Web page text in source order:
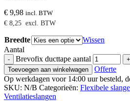
€ 9,98 incl. BTW
€ 8,25 excl. BTW
Breedte
Wissen
Aantal
- Brevofix ducttape aantal
+
Toevoegen aan winkelwagen
Offerte
Op werkdagen voor 14:00 uur besteld,
SKU: N/B Categorieën: Flexibele
Ventilatieslangen